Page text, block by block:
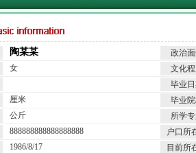
陶某某
政治
女
文化
毕业
厘米
毕业
公斤
所学
888888888888888888
户口所
1986/8/17
目前所